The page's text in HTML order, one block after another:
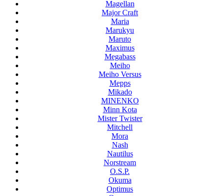
Magellan
Major Craft
Maria
Marukyu
Maruto
Maximus
Megabass
Meiho
Meiho Versus
Mepps
Mikado
MINENKO
Minn Kota
Mister Twister
Mitchell
Mora
Nash
Nautilus
Norstream
O.S.P.
Okuma
Optimus